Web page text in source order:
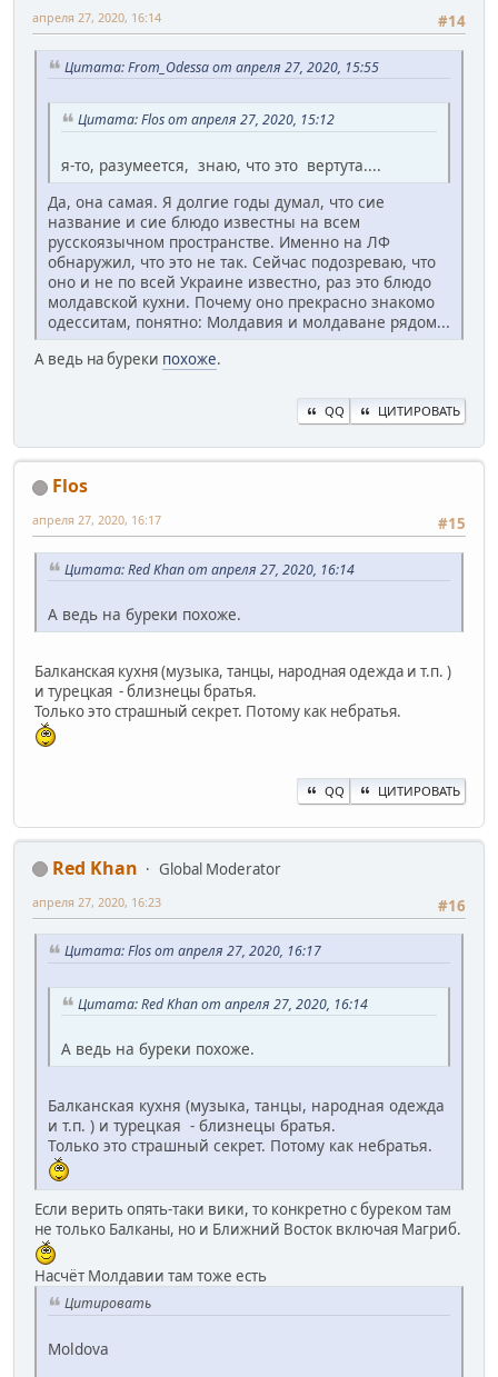
#14
апреля 27, 2020, 16:14
Цитата: From_Odessa от апреля 27, 2020, 15:55
Цитата: Flos от апреля 27, 2020, 15:12
я-то, разумеется, знаю, что это вертута....
Да, она самая. Я долгие годы думал, что сие
название и сие блюдо известны на всем
русскоязычном пространстве. Именно на ЛФ
обнаружил, что это не так. Сейчас подозреваю, что
оно и не по всей Украине известно, раз это блюдо
молдавской кухни. Почему оно прекрасно знакомо
одесситам, понятно: Молдавия и молдаване рядом...
А ведь на буреки похоже.
QQ ЦИТИРОВАТЬ
Flos
#15
апреля 27, 2020, 16:17
Цитата: Red Khan от апреля 27, 2020, 16:14
А ведь на буреки похоже.
Балканская кухня (музыка, танцы, народная одежда и т.п. )
и турецкая - близнецы братья.
Только это страшный секрет. Потому как небратья.
QQ ЦИТИРОВАТЬ
Red Khan
Global Moderator
#16
апреля 27, 2020, 16:23
Цитата: Flos от апреля 27, 2020, 16:17
Цитата: Red Khan от апреля 27, 2020, 16:14
А ведь на буреки похоже.
Балканская кухня (музыка, танцы, народная одежда
и т.п. ) и турецкая - близнецы братья.
Только это страшный секрет. Потому как небратья.
Если верить опять-таки вики, то конкретно с буреком там
не только Балканы, но и Ближний Восток включая Магриб.
Насчёт Молдавии там тоже есть
Цитировать
Moldova